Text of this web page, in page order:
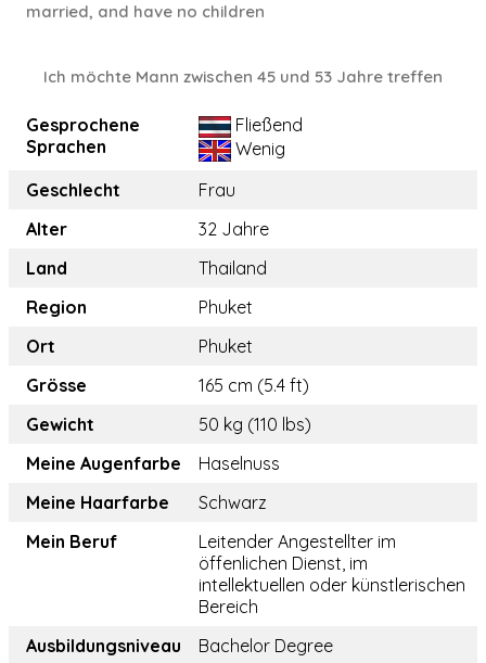
married, and have no children
Ich möchte Mann zwischen 45 und 53 Jahre treffen
Gesprochene
Sprachen
Fließend
Wenig
Geschlecht
Frau
Alter
32 Jahre
Land
Thailand
Region
Phuket
Ort
Phuket
Grösse
165 cm (5.4 ft)
Gewicht
50 kg (110 lbs)
Meine Augenfarbe
Haselnuss
Meine Haarfarbe
Schwarz
Mein Beruf
Leitender Angestellter im
öffenlichen Dienst, im
intellektuellen oder künstlerischen
Bereich
Ausbildungsniveau
Bachelor Degree